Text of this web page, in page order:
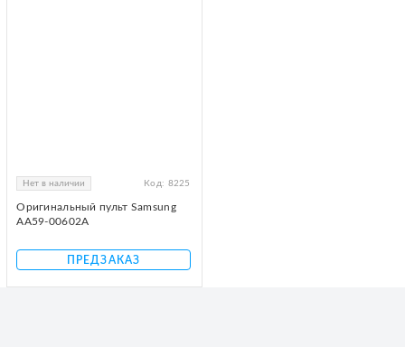
Нет в наличии Код: 8225
Оригинальный пульт Samsung
AA59-00602A
ПРЕДЗАКАЗ